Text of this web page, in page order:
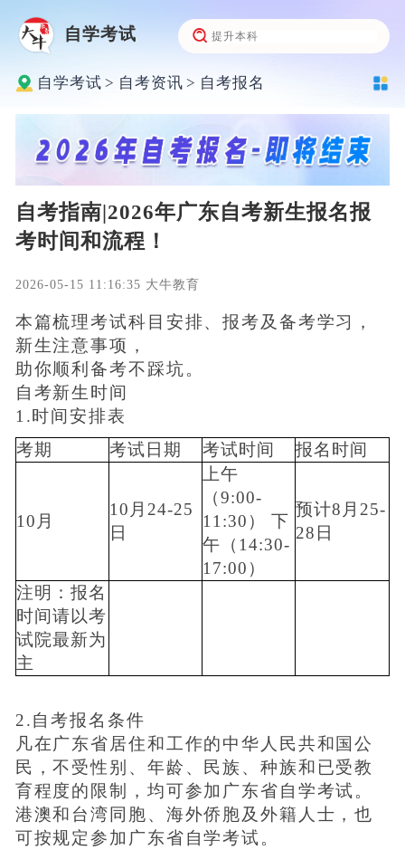
自学考试
自学考试 > 自考资讯 > 自考报名
自考指南|2026年广东自考新生报名报
考时间和流程！
2026-05-15 11:16:35 大牛教育
本篇梳理考试科目安排、报考及备考学习，
新生注意事项，
助你顺利备考不踩坑。
自考新生时间
1.时间安排表
考期
考试日期 考试时间 报名时间
10月
10月24-25
日
上午
（9:00-
11:30） 下
午（14:30-
17:00）
预计8月25-
28日
注明：报名
时间请以考
试院最新为
主
2.自考报名条件
凡在广东省居住和工作的中华人民共和国公
民，不受性别、年龄、民族、种族和已受教
育程度的限制，均可参加广东省自学考试。
港澳和台湾同胞、海外侨胞及外籍人士，也
可按规定参加广东省自学考试。